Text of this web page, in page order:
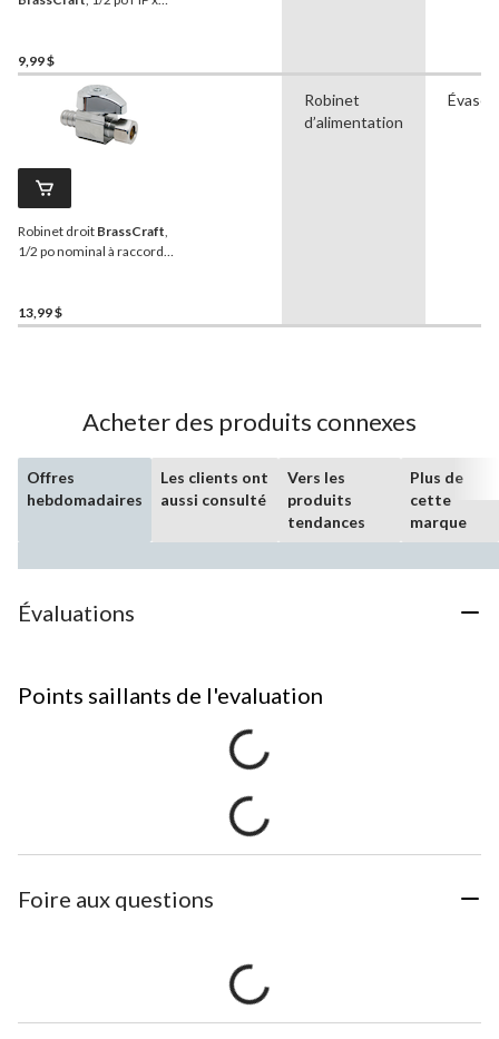
9,99 $
Robinet droit BrassCraft,
1/2 po nominal à raccord
13,99 $
Robinet
d’alimentation
Évasé
Acheter des produits connexes
Offres
hebdomadaires
Les clients ont
aussi consulté
Vers les
produits
tendances
Plus de
cette
marque
Évaluations
Points saillants de l'evaluation
Foire aux questions